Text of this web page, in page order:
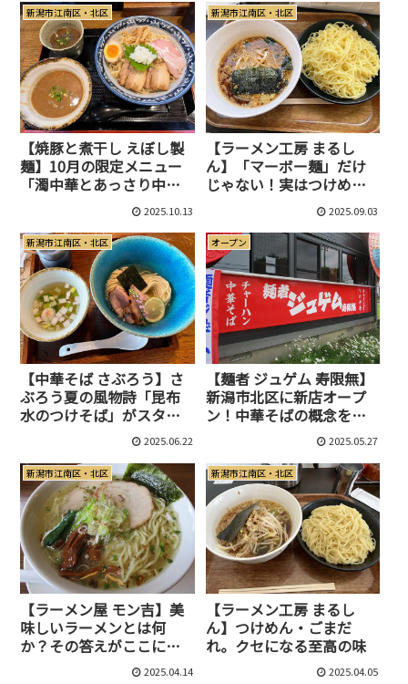
新潟市江南区・北区
【焼豚と煮干し えぼし製
麺】10月の限定メニュー
「濁中華とあっさり中華
のつけそば」食べてみた
2025.10.13
新潟市江南区・北区
【ラーメン工房 まるし
ん】「マーボー麺」だけ
じゃない！実はつけめん
文化が新潟に広まったの
も、この店が始まり。2025.09.03
新潟市江南区・北区
【中華そば さぶろう】さ
ぶろう夏の風物詩「昆布
水のつけそば」がスター
2025.06.22
オープン
【麺者 ジュゲム 寿限無】
新潟市北区に新店オープ
ン！中華そばの概念を変
えるニューウェーブな中
2025.05.27
新潟市江南区・北区
【ラーメン屋 モン吉】美
味しいラーメンとは何
か？その答えがここにあ
2025.04.14
新潟市江南区・北区
【ラーメン工房 まるし
ん】つけめん・ごまだ
れ。クセになる至高の味
2025.04.05